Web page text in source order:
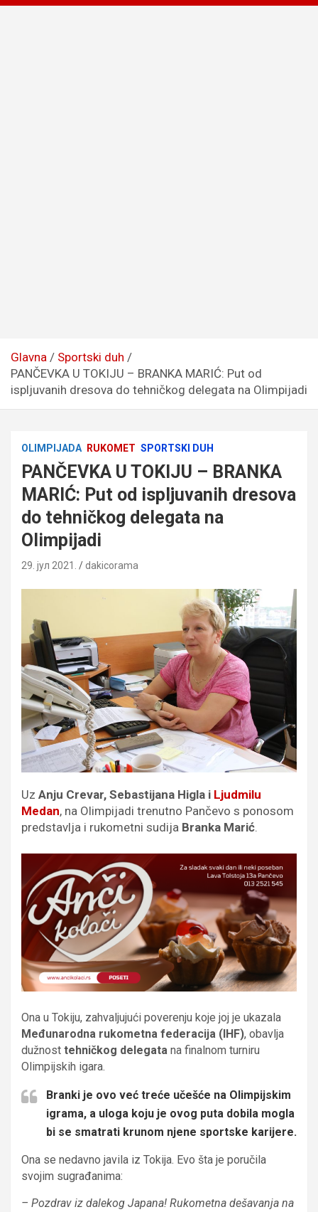
Glavna
Sportski duh
PANČEVKA U TOKIJU – BRANKA MARIĆ: Put od
ispljuvanih dresova do tehničkog delegata na Olimpijadi
OLIMPIJADA RUKOMET SPORTSKI DUH
PANČEVKA U TOKIJU – BRANKA
MARIĆ: Put od ispljuvanih dresova
do tehničkog delegata na
Olimpijadi
29. јул 2021. dakicorama
Uz Anju Crevar, Sebastijana Higla i Ljudmilu
Medan, na Olimpijadi trenutno Pančevo s ponosom
predstavlja i rukometni sudija Branka Marić.
Ona u Tokiju, zahvaljujući poverenju koje joj je ukazala
Međunarodna rukometna federacija (IHF), obavlja
dužnost tehničkog delegata na finalnom turniru
Olimpijskih igara.
Branki je ovo već treće učešće na Olimpijskim
igrama, a uloga koju je ovog puta dobila mogla
bi se smatrati krunom njene sportske karijere.
Ona se nedavno javila iz Tokija. Evo šta je poručila
svojim sugrađanima:
– Pozdrav iz dalekog Japana! Rukometna dešavanja na